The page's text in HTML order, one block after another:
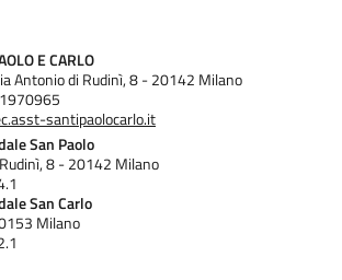
E CARLO
Antonio di Rudinì, 8 - 20142 Milano
santipaolocarlo.it
San Paolo
8 - 20142 Milano
San Carlo
Milano